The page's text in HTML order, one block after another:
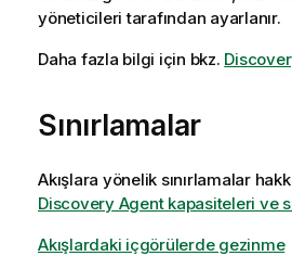
yöneticileri tarafından ayarlanır.
Daha fazla bilgi için bkz.
Sınırlamalar
Akışlara yönelik sınırlamalar
Discovery Agent kapasiteleri ve
Akışlardaki içgörülerde gezinme